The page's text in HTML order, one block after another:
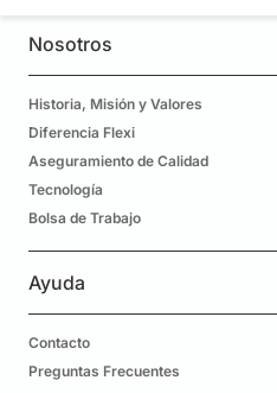
Nosotros
Historia, Misión y Valores
Diferencia Flexi
Aseguramiento de Calidad
Tecnología
Bolsa de Trabajo
Ayuda
Contacto
Preguntas Frecuentes